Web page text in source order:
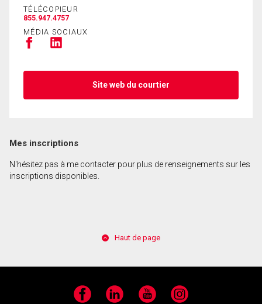
TÉLÉCOPIEUR
855.947.4757
MÉDIA SOCIAUX
Site web du courtier
Mes inscriptions
N'hésitez pas à me contacter pour plus de renseignements sur les
inscriptions disponibles.
Haut de page
Facebook LinkedIn YouTube Instagram